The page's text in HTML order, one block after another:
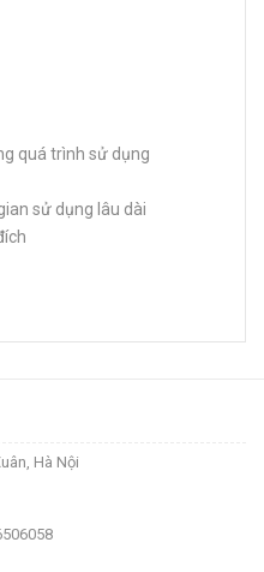
quá trình sử dụng
sử dụng lâu dài
Hà Nội